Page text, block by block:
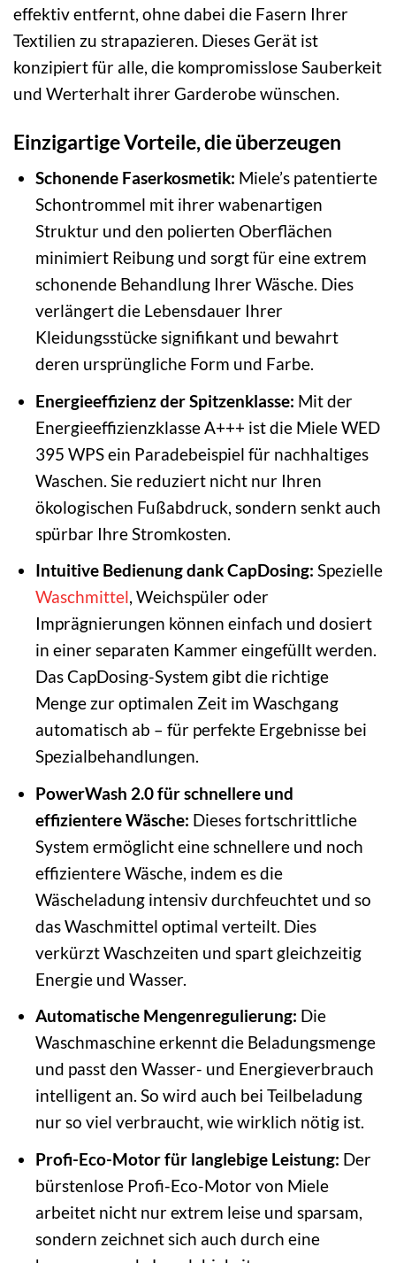
effektiv entfernt, ohne dabei die Fasern Ihrer
Textilien zu strapazieren. Dieses Gerät ist
konzipiert für alle, die kompromisslose Sauberkeit
und Werterhalt ihrer Garderobe wünschen.
Einzigartige Vorteile, die überzeugen
Schonende Faserkosmetik: Miele’s patentierte
Schontrommel mit ihrer wabenartigen
Struktur und den polierten Oberflächen
minimiert Reibung und sorgt für eine extrem
schonende Behandlung Ihrer Wäsche. Dies
verlängert die Lebensdauer Ihrer
Kleidungsstücke signifikant und bewahrt
deren ursprüngliche Form und Farbe.
Energieeffizienz der Spitzenklasse: Mit der
Energieeffizienzklasse A+++ ist die Miele WED
395 WPS ein Paradebeispiel für nachhaltiges
Waschen. Sie reduziert nicht nur Ihren
ökologischen Fußabdruck, sondern senkt auch
spürbar Ihre Stromkosten.
Intuitive Bedienung dank CapDosing: Spezielle
Waschmittel, Weichspüler oder
Imprägnierungen können einfach und dosiert
in einer separaten Kammer eingefüllt werden.
Das CapDosing-System gibt die richtige
Menge zur optimalen Zeit im Waschgang
automatisch ab – für perfekte Ergebnisse bei
Spezialbehandlungen.
PowerWash 2.0 für schnellere und
effizientere Wäsche: Dieses fortschrittliche
System ermöglicht eine schnellere und noch
effizientere Wäsche, indem es die
Wäscheladung intensiv durchfeuchtet und so
das Waschmittel optimal verteilt. Dies
verkürzt Waschzeiten und spart gleichzeitig
Energie und Wasser.
Automatische Mengenregulierung: Die
Waschmaschine erkennt die Beladungsmenge
und passt den Wasser- und Energieverbrauch
intelligent an. So wird auch bei Teilbeladung
nur so viel verbraucht, wie wirklich nötig ist.
Profi-Eco-Motor für langlebige Leistung: Der
bürstenlose Profi-Eco-Motor von Miele
arbeitet nicht nur extrem leise und sparsam,
sondern zeichnet sich auch durch eine